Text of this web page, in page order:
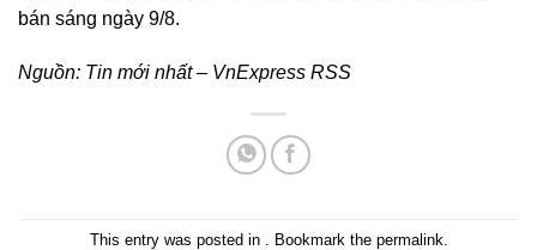
bán sáng ngày 9/8.
Nguồn: Tin mới nhất – VnExpress RSS
This entry was posted in . Bookmark the permalink